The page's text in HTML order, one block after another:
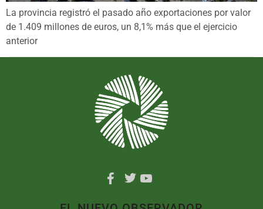
La provincia registró el pasado año exportaciones por valor
de 1.409 millones de euros, un 8,1% más que el ejercicio
anterior